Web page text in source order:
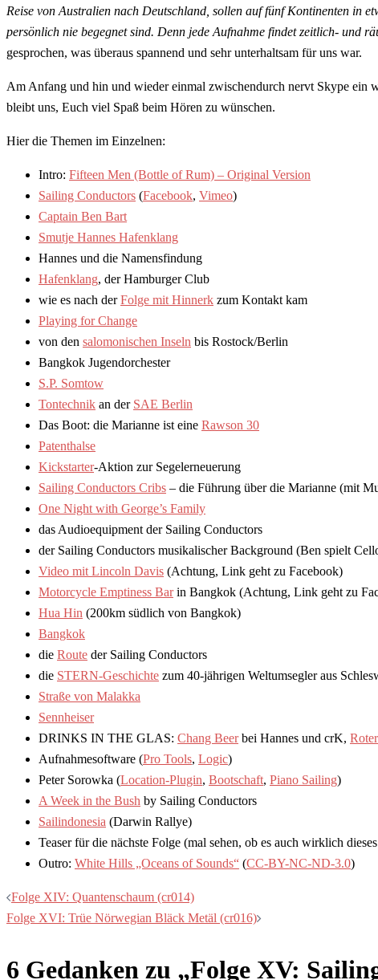
Reise von Australien nach Deutschland, sollen auf fünf Kontinenten in
persönlich nie begegnet sind. Denn jede Aufnahme findet zeitlich‐ und
gesprochen, was überaus spannend und sehr unterhaltsam für uns war.
Am Anfang und hin und wieder einmal zwischendurch nervt Skype ein
bleibt uns, Euch viel Spaß beim Hören zu wünschen.
Hier die Themen im Einzelnen:
Intro: Fifteen Men (Bottle of Rum) – Original Version
Sailing Conductors (Facebook, Vimeo)
Captain Ben Bart
Smutje Hannes Hafenklang
Hannes und die Namensfindung
Hafenklang, der Hamburger Club
wie es nach derFolge mit Hinnerk zum Kontakt kam
Playing for Change
von den salomonischen Inseln bis Rostock/Berlin
Bangkok Jugendorchester
S.P. Somtow
Tontechnik an der SAE Berlin
Das Boot: die Marianne ist eine Rawson 30
Patenthalse
Kickstarter-Aktion zur Segelerneuerung
Sailing Conductors Cribs – die Führung über die Marianne (mit
One Night with George’s Family
das Audioequipment der Sailing Conductors
der Sailing Conductors musikalischer Background (Ben spielt
Video mit Lincoln Davis (Achtung, Link geht zu Facebook)
Motorcycle Emptiness Barin Bangkok (Achtung, Link geht zu
Hua Hin (200km südlich von Bangkok)
Bangkok
die Route der Sailing Conductors
die STERN-Geschichte zum 40-jährigen Weltumsegler aus
Straße von Malakka
Sennheiser
DRINKS IN THE GLAS: Chang Beerbei Hannes und crK,
Aufnahmesoftware (Pro Tools, Logic)
Peter Sorowka (Location-Plugin, Bootschaft, Piano Sailing)
A Week in the Bush by Sailing Conductors
Sailindonesia (Darwin Rallye)
Teaser für die nächste Folge (mal sehen, ob es auch wirklich
Outro: White Hills „Oceans of Sounds“ (CC-BY-NC-ND-3.0)
Beitragsnavigation
Folge XIV: Quantenschaum (cr014)
Folge XVI: Trüe Nörwegian Bläck Metäl (cr016)
6 Gedanken zu „Folge XV: